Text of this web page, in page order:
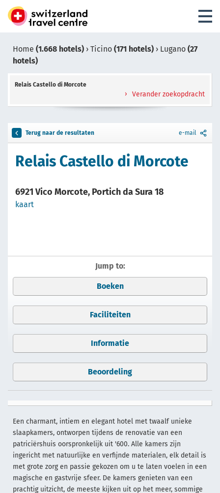
Home (1.668 hotels) › Ticino (171 hotels) › Lugano (27
hotels)
Relais Castello di Morcote
Verander zoekopdracht
Terug naar de resultaten e-mail
Relais Castello di Morcote
6921 Vico Morcote, Portich da Sura 18
kaart
Jump to:
Boeken
Faciliteiten
Informatie
Beoordeling
Een charmant, intiem en elegant hotel met twaalf unieke
slaapkamers, ontworpen tijdens de renovatie van een
patriciërshuis oorspronkelijk uit '600. Alle kamers zijn
ingericht met natuurlijke en verfijnde materialen, elk detail is
met grote zorg en passie gekozen om u te laten voelen in een
magische en gastvrije sfeer. De kamers genieten van een
prachtig uitzicht, de meeste kijken uit op het meer, sommige